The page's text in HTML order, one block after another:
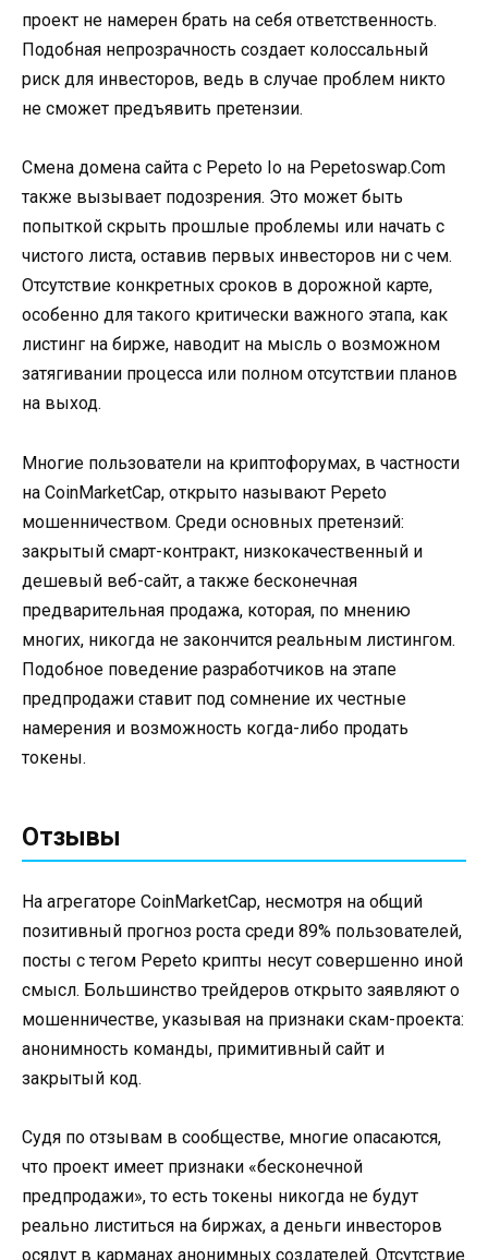
проект не намерен брать на себя ответственность.
Подобная непрозрачность создает колоссальный
риск для инвесторов, ведь в случае проблем никто
не сможет предъявить претензии.
Смена домена сайта с Pepeto Io на Pepetoswap.Com
также вызывает подозрения. Это может быть
попыткой скрыть прошлые проблемы или начать с
чистого листа, оставив первых инвесторов ни с чем.
Отсутствие конкретных сроков в дорожной карте,
особенно для такого критически важного этапа, как
листинг на бирже, наводит на мысль о возможном
затягивании процесса или полном отсутствии планов
на выход.
Многие пользователи на криптофорумах, в частности
на CoinMarketCap, открыто называют Pepeto
мошенничеством. Среди основных претензий:
закрытый смарт-контракт, низкокачественный и
дешевый веб-сайт, а также бесконечная
предварительная продажа, которая, по мнению
многих, никогда не закончится реальным листингом.
Подобное поведение разработчиков на этапе
предпродажи ставит под сомнение их честные
намерения и возможность когда-либо продать
токены.
Отзывы
На агрегаторе CoinMarketCap, несмотря на общий
позитивный прогноз роста среди 89% пользователей,
посты с тегом Pepeto крипты несут совершенно иной
смысл. Большинство трейдеров открыто заявляют о
мошенничестве, указывая на признаки скам-проекта:
анонимность команды, примитивный сайт и
закрытый код.
Судя по отзывам в сообществе, многие опасаются,
что проект имеет признаки «бесконечной
предпродажи», то есть токены никогда не будут
реально листиться на биржах, а деньги инвесторов
осядут в карманах анонимных создателей. Отсутствие